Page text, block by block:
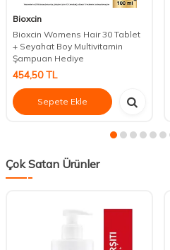
Bioxcin
Bioxcin Womens Hair 30 Tablet
+ Seyahat Boy Multivitamin
Şampuan Hediye
454,50TL
Sepete Ekle
Çok Satan Ürünler